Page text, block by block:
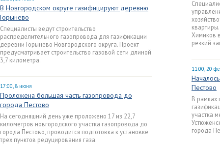
В Новгородском округе газифицируют деревню
Горынево
Специалисты ведут строительство
распределительного газопровода для газификации
деревни Горынево Новгородского округа. Проект
предусматривает строительство газовой сети длиной
3,7 километра.
17:00, 8 июня
Проложена большая часть газопровода до
города Пестово
На сегодняшний день уже проложено 17 из 22,7
километров новгородского участка газопровода до
города Пестово, проводится подготовка к установке
трех пунктов редуцирования газа.
Химиков
резкий
11:00, 20
Пестово
В рамках
участка
города